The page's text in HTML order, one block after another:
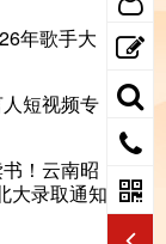
年歌手大
短视频专
！云南昭
大录取通知